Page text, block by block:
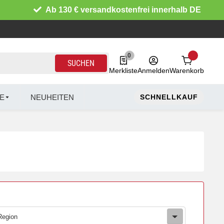
Ab 130 € versandkostenfrei innerhalb DE
SUCHEN
0
0 Produkte in der Liste
MerklisteAnmeldenWarenkorb
NEUHEITEN SCHNELLKAUF